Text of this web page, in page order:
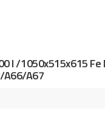
l /1050x515x615 Fe
A66/A67